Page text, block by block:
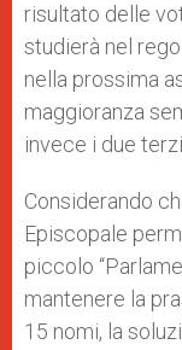
risultato delle
studierà nel
nella prossima
maggioranza
invece i due
Considerando
Episcopale
piccolo
mantenere la
15 nomi, la